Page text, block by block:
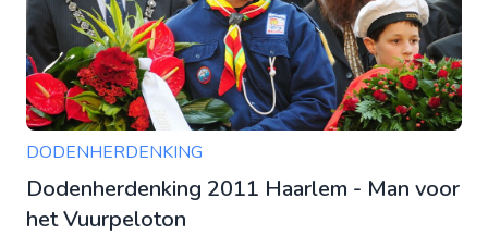
DODENHERDENKING
Dodenherdenking 2011 Haarlem - Man voor
het Vuurpeloton